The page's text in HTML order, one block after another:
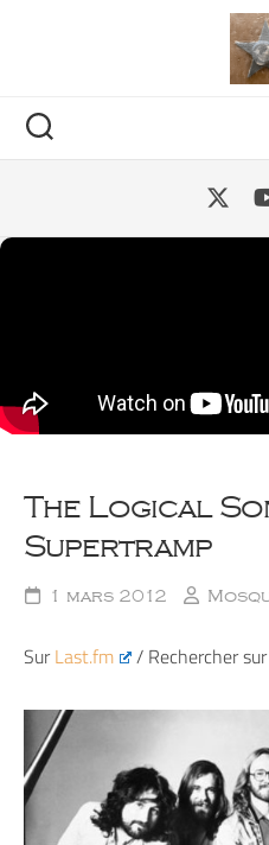
The Logical
Supertramp
1 mars 2012
SurLast.fm / Rechercher sur